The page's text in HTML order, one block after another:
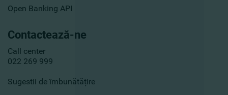
Open Banking API
Contactează-ne
Call center
022 269 999
Sugestii de îmbunătățire